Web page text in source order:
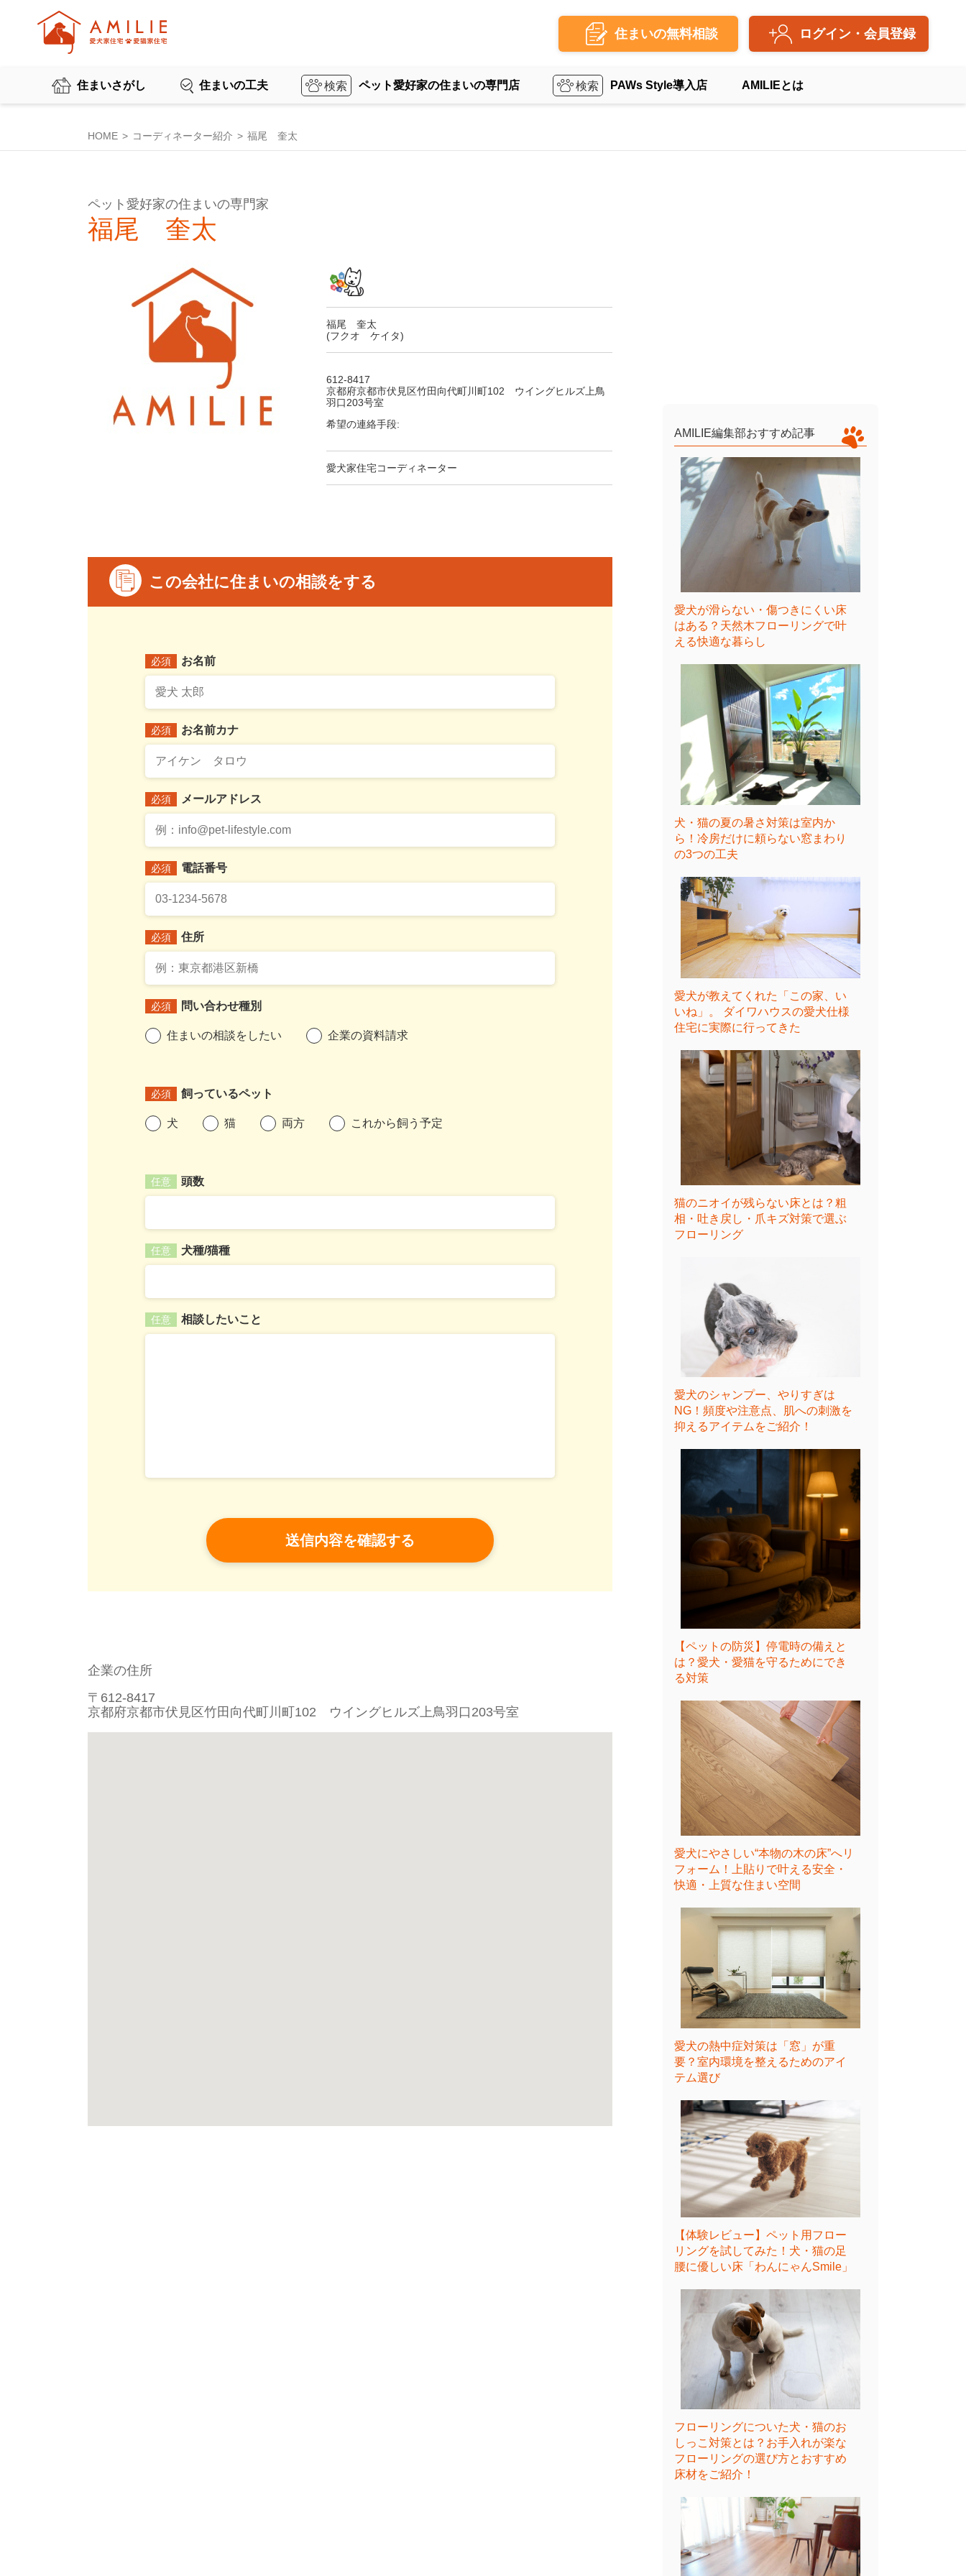
住まいの無料相談 ログイン・会員登録
住まいさがし 住まいの工夫 ペット愛好家の住まいの専門店 PAWs Style導入店 AMILIEとは
HOME コーディネーター紹介 福尾 奎太
ペット愛好家の住まいの専門家
福尾 奎太
福尾 奎太
(フクオ ケイタ)
612-8417
京都府京都市伏見区竹田向代町川町102 ウイングヒルズ上鳥
羽口203号室
希望の連絡手段:
愛犬家住宅コーディネーター
この会社に住まいの相談をする
必須 お名前
必須 お名前カナ
必須 メールアドレス
必須 電話番号
必須 住所
必須 問い合わせ種別
住まいの相談をしたい 企業の資料請求
必須 飼っているペット
犬 猫 両方 これから飼う予定
任意 頭数
任意 犬種/猫種
任意 相談したいこと
企業の住所
〒612-8417
京都府京都市伏見区竹田向代町川町102 ウイングヒルズ上鳥羽口203号室
AMILIE編集部おすすめ記事
愛犬が滑らない・傷つきにくい床
はある？天然木フローリングで叶
える快適な暮らし
犬・猫の夏の暑さ対策は室内か
ら！冷房だけに頼らない窓まわり
の3つの工夫
愛犬が教えてくれた「この家、い
いね」。 ダイワハウスの愛犬仕様
住宅に実際に行ってきた
猫のニオイが残らない床とは？粗
相・吐き戻し・爪キズ対策で選ぶ
フローリング
愛犬のシャンプー、やりすぎは
NG！頻度や注意点、肌への刺激を
抑えるアイテムをご紹介！
【ペットの防災】停電時の備えと
は？愛犬・愛猫を守るためにでき
る対策
愛犬にやさしい“本物の木の床”へリ
フォーム！上貼りで叶える安全・
快適・上質な住まい空間
愛犬の熱中症対策は「窓」が重
要？室内環境を整えるためのアイ
テム選び
【体験レビュー】ペット用フロー
リングを試してみた！犬・猫の足
腰に優しい床「わんにゃんSmile」
フローリングについた犬・猫のお
しっこ対策とは？お手入れが楽な
フローリングの選び方とおすすめ
床材をご紹介！